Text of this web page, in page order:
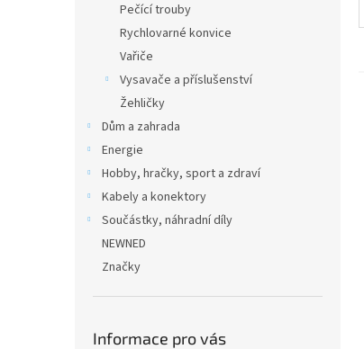
Pečící trouby
Rychlovarné konvice
Vařiče
Vysavače a příslušenství
Žehličky
Dům a zahrada
Energie
Hobby, hračky, sport a zdraví
Kabely a konektory
Součástky, náhradní díly
NEWNED
Značky
Informace pro vás